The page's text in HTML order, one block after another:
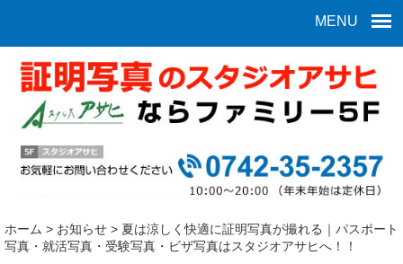
MENU
ホーム > お知らせ > 夏は涼しく快適に証明写真が撮れる｜パスポート
写真・就活写真・受験写真・ビザ写真はスタジオアサヒへ！！